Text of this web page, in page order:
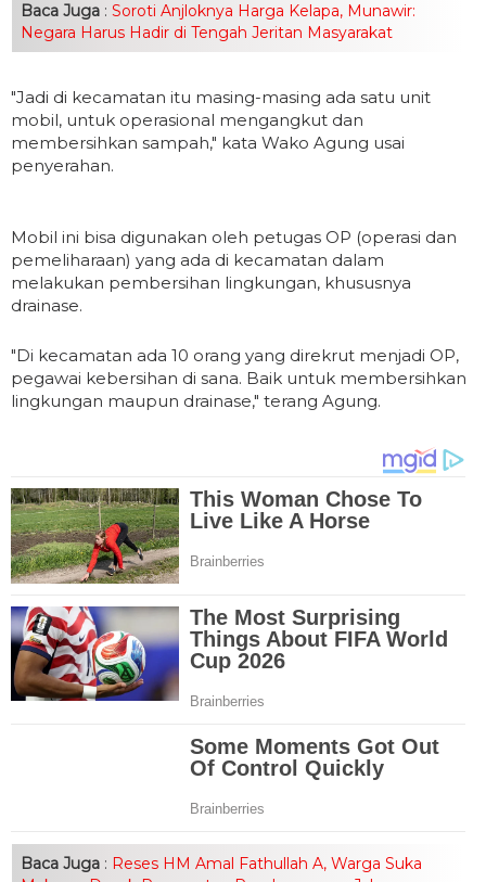
Baca Juga : Soroti Anjloknya Harga Kelapa, Munawir:
Negara Harus Hadir di Tengah Jeritan Masyarakat
"Jadi di kecamatan itu masing-masing ada satu unit
mobil, untuk operasional mengangkut dan
membersihkan sampah," kata Wako Agung usai
penyerahan.
Mobil ini bisa digunakan oleh petugas OP (operasi dan
pemeliharaan) yang ada di kecamatan dalam
melakukan pembersihan lingkungan, khususnya
drainase.
"Di kecamatan ada 10 orang yang direkrut menjadi OP,
pegawai kebersihan di sana. Baik untuk membersihkan
lingkungan maupun drainase," terang Agung.
Baca Juga : Reses HM Amal Fathullah A, Warga Suka